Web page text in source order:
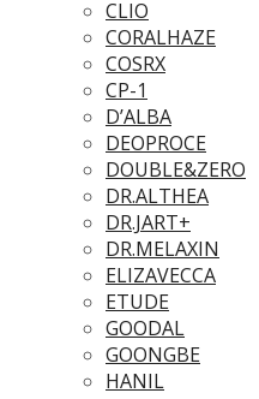
CLIO
CORALHAZE
COSRX
CP-1
D’ALBA
DEOPROCE
DOUBLE&ZERO
DR.ALTHEA
DR.JART+
DR.MELAXIN
ELIZAVECCA
ETUDE
GOODAL
GOONGBE
HANIL